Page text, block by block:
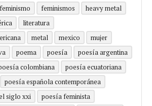
feminismo feminismos
heavy metal
literatura
metal mexico
mujer
poema poesía
poesía argentina
colombiana
poesía ecuatoriana
poesía española contemporánea
siglo xxi
poesía feminista